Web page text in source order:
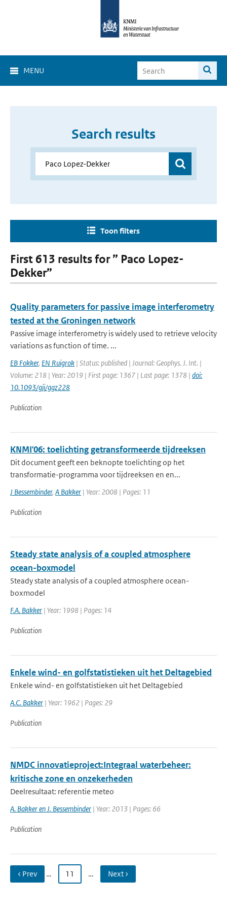
MENU
Search results
Toon filters
First 613 results for ” Paco Lopez-
Dekker”
Quality parameters for passive image interferometry
tested at the Groningen network
Passive image interferometry is widely used to retrieve velocity
variations as function of time. ...
EB Fokker, EN Ruigrok | Status: published | Journal: Geophys. J. Int. |
Volume: 218 | Year: 2019 | First page: 1367 | Last page: 1378 | doi:
10.1093/gji/ggz228
Publication
KNMI'06: toelichting getransformeerde tijdreeksen
Dit document geeft een beknopte toelichting op het
transformatie-programma voor tijdreeksen en en...
J Bessembinder, A Bakker | Year: 2008 | Pages: 11
Publication
Steady state analysis of a coupled atmosphere
ocean-boxmodel
Steady state analysis of a coupled atmosphere ocean-
boxmodel
F.A. Bakker | Year: 1998 | Pages: 14
Publication
Enkele wind- en golfstatistieken uit het Deltagebied
Enkele wind- en golfstatistieken uit het Deltagebied
A.C. Bakker | Year: 1962 | Pages: 29
Publication
NMDC innovatieproject:Integraal waterbeheer:
kritische zone en onzekerheden
Deelresultaat: referentie meteo
A. Bakker en J. Bessembinder | Year: 2013 | Pages: 66
Publication
‹ Prev … 11 … Next ›